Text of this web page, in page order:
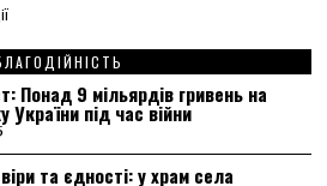
Понад 9 мільярдів гривень на
України під час війни
та єдності: у храм села